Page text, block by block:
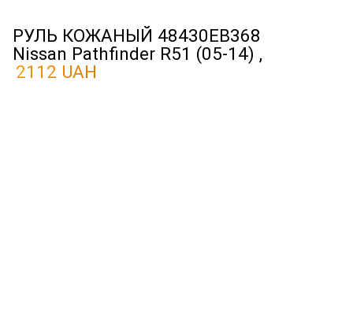
РУЛЬ КОЖАНЫЙ 48430EB368
Nissan Pathfinder R51 (05-14) ,
2112 UAH